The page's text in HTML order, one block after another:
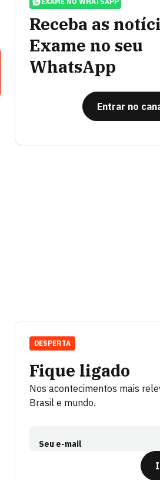
Receba as
Exame no seu
WhatsApp
Entrar no
Fique ligado
Nos acontecimentos mais
Brasil e mundo.
Seu e-mail
DESPERTA